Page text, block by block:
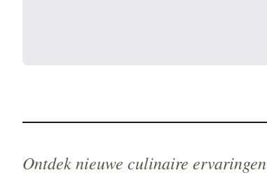
Ontdek nieuwe culinaire ervaringen